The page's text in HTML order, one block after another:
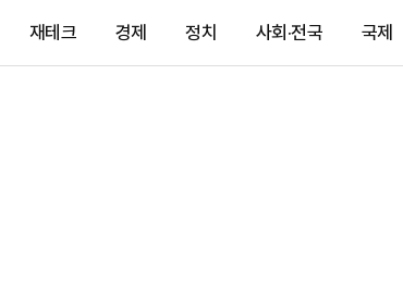
재테크 경제 정치 사회·전국 국제